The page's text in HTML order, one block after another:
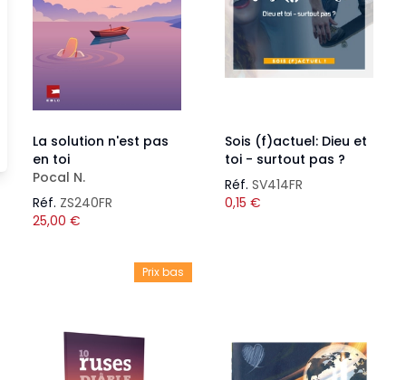
La solution n'est pas
en toi
Pocal N.
Réf. ZS240FR
25,00 €
Sois (f)actuel: Dieu et
toi - surtout pas ?
Réf. SV414FR
0,15 €
Prix bas